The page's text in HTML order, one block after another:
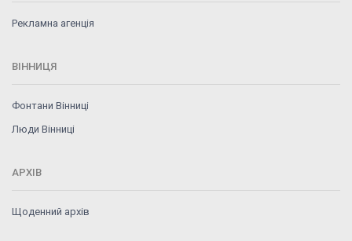
Рекламна агенція
ВІННИЦЯ
Фонтани Вінниці
Люди Вінниці
АРХІВ
Щоденний архів